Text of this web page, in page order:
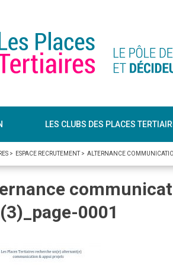
LES CLUBS DES PLACES
> ESPACE RECRUTEMENT> ALTERNANCE
0001